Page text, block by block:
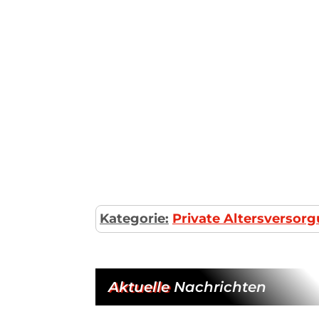
Kategorie: Private
AktuelleNachrichten